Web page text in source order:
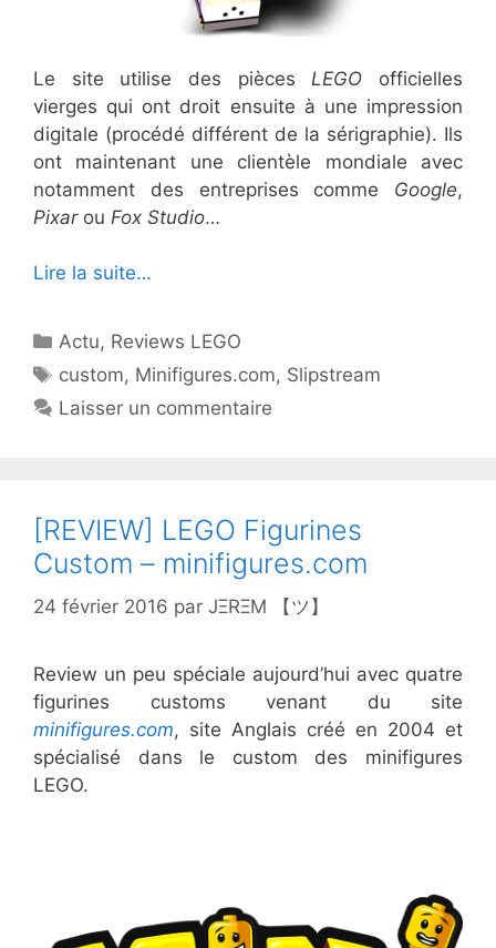
Le site utilise des pièces LEGO officielles
vierges qui ont droit ensuite à une impression
digitale (procédé différent de la sérigraphie). Ils
ont maintenant une clientèle mondiale avec
notamment des entreprises comme Google,
Pixarou Fox Studio…
Lire la suite…
Catégories
Actu, Reviews LEGO
Étiquettes
custom, Minifigures.com, Slipstream
Laisser un commentaire
[REVIEW] LEGO Figurines
Custom – minifigures.com
24 février 2016 par JΞRΞM 【ツ】
Review un peu spéciale aujourd’hui avec quatre
figurines customs venant du site
minifigures.com, site Anglais créé en 2004 et
spécialisé dans le custom des minifigures
LEGO.